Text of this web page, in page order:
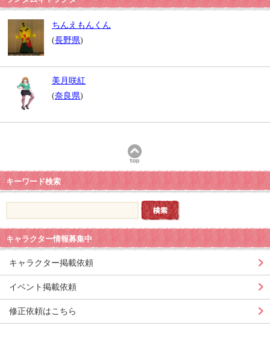
ちんえもんくん
(長野県)
美月咲紅
(奈良県)
キーワード検索
キャラクター情報募集中
キャラクター掲載依頼
イベント掲載依頼
修正依頼はこちら